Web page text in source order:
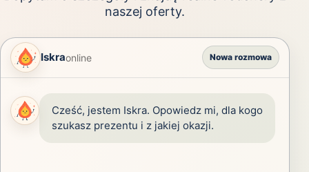
naszej oferty.
Iskraonline Nowa rozmowa
Cześć, jestem Iskra. Opowiedz mi, dla kogo
szukasz prezentu i z jakiej okazji.